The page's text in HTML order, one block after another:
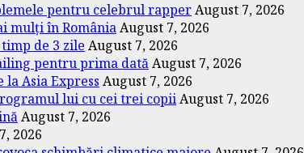
pentru celebrul rapperAugust 7, 2026
mulți în RomâniaAugust 7, 2026
de 3 zile August 7, 2026
pentru prima datăAugust 7, 2026
Asia Express August 7, 2026
lui cu cei trei copiiAugust 7, 2026
August 7, 2026
2026